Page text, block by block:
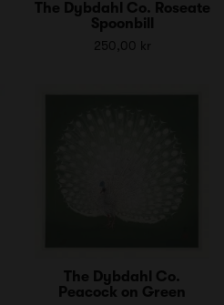
The Dybdahl Co. Roseate
Spoonbill
250,00 kr
The Dybdahl Co.
Peacock on Green